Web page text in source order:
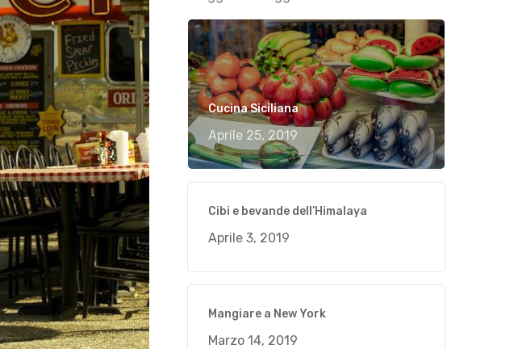
Cucina Siciliana
Aprile 25, 2019
Cibi e bevande dell’Himalaya
Aprile 3, 2019
Mangiare a New York
Marzo 14, 2019